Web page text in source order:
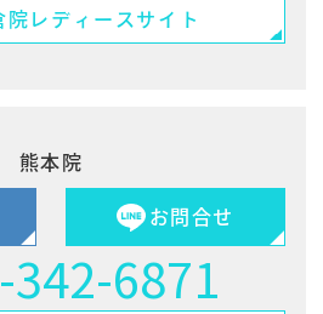
院 レディースサイト
熊本院
お問合せ
342-6871